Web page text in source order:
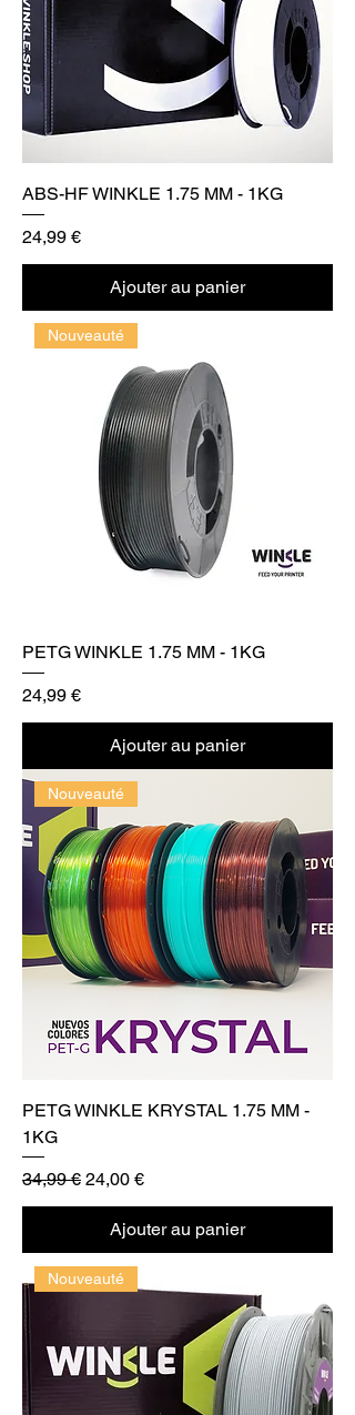
ABS-HF WINKLE 1.75 MM - 1KG
Prix
24,99 €
Ajouter au panier
Nouveauté
PETG WINKLE 1.75 MM - 1KG
Prix
24,99 €
Ajouter au panier
Nouveauté
PETG WINKLE KRYSTAL 1.75 MM -
1KG
Prix original
34,99 € Prix promotionnel
24,00 €
Ajouter au panier
Nouveauté